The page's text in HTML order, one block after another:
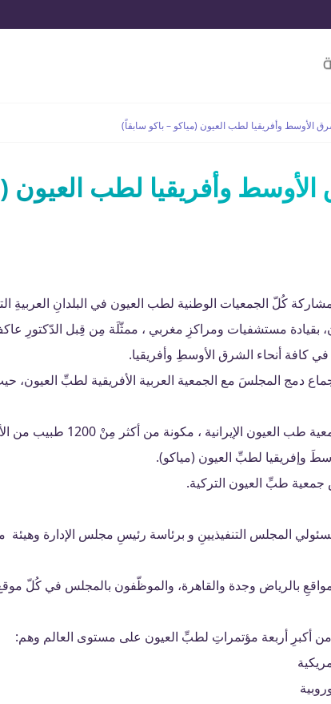
الأوسط وأفريقيا لطب العيون (مياكو – باكو سابقاً)
وأفريقيا لطب العيون
في عام 1989، بمشاركة كُلّ الجمعيات الوطنية لطب العيون في البلدانِ
بقيادة مستشفيات ومراكزِ مغربي ، ممثّلَة مِن قِبل الدّكتورِ
كافة أنحاء الشرق الأوسطِ وأفريقيا.
بالإجماع دمج المجلسَ مع الجمعية العربية الأفريقية لطبِّ
في 2005، انضمت رسمياً جمعية طب
وإفريقيا لطبِّ العيون (مياكو).
المجلس التنفيذيينِ و برئاسة رئيسِ مجلس الإدارة وهيئة
مكاتب المجلسَ في 3 مواقعِ بالرياض وجدة والقاهرة، والموظّفون بالمجلس
من أكبرِ أربعة مؤتمراتِ لطبِّ العيون على مستوى العالم وهم: